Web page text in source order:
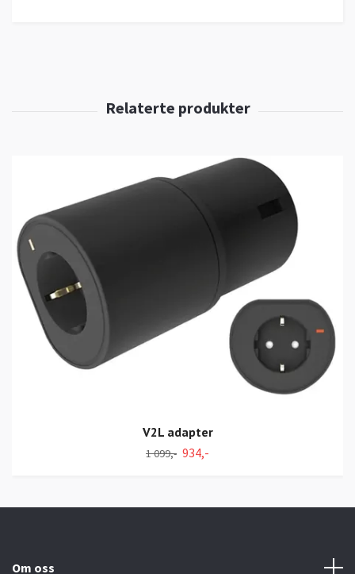
V2L adapter
1 099,- 934,-
Om oss